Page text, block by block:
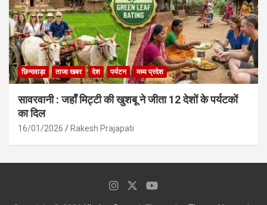
छिन्दवाड़ा ताजा खबर देश पर्यटन मध्य प्रदेश
सावरवानी : जहाँ मिट्टी की खुशबू ने जीता 12 देशों के पर्यटकों
का दिल
16/01/2026 Rakesh Prajapati